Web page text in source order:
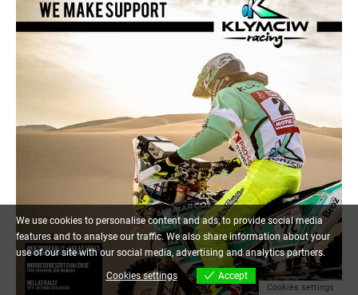
We use cookies to personalise content and ads, to provide social media
features and to analyse our traffic. We also share information about your
use of our site with our social media, advertising and analytics partners.
Cookies settings Accept
Cookies settings